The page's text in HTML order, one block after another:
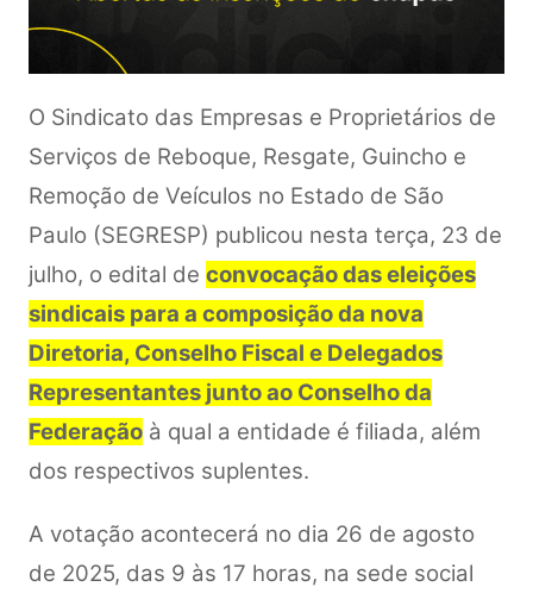
O Sindicato das Empresas e Proprietários de
Serviços de Reboque, Resgate, Guincho e
Remoção de Veículos no Estado de São
Paulo (SEGRESP) publicou nesta terça, 23 de
julho, o edital de convocação das eleições
sindicais para a composição da nova
Diretoria, Conselho Fiscal e Delegados
Representantes junto ao Conselho da
Federaçãoà qual a entidade é filiada, além
dos respectivos suplentes.
A votação acontecerá no dia 26 de agosto
de 2025, das 9 às 17 horas, na sede social